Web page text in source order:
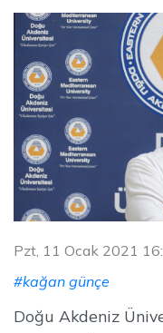
Pzt, 11 Ocak 2021
#kağan günçe
Doğu Akdeniz